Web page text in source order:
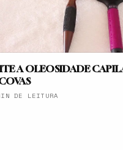
A OLEOSIDADE
DE LEITURA